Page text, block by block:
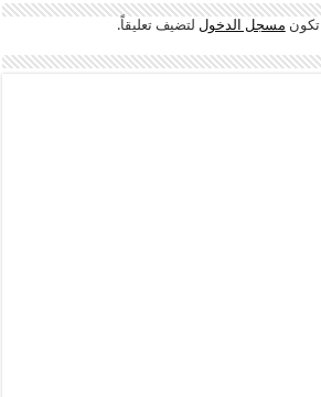
مسجل الدخوللتضيف تعليقاً.